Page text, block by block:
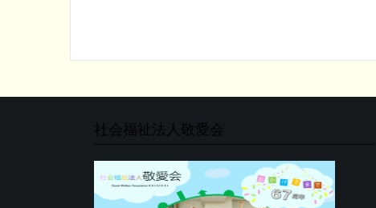
ョ
ン
社会福祉法人敬愛会